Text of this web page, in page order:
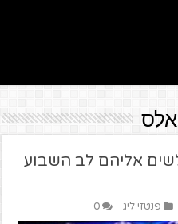
אליהם לב השבוע
פנטזי ליג 0